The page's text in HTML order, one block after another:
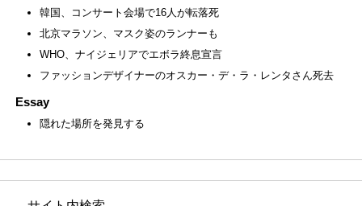
韓国、コンサート会場で16人が転落死
北京マラソン、マスク姿のランナーも
WHO、ナイジェリアでエボラ終息宣言
ファッションデザイナーのオスカー・デ・ラ・レンタさん死去
Essay
隠れた場所を発見する